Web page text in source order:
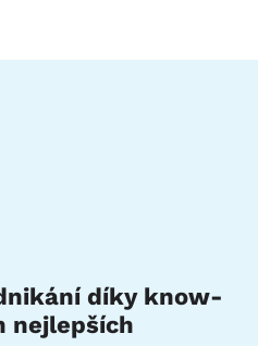
díky know-
nejlepších